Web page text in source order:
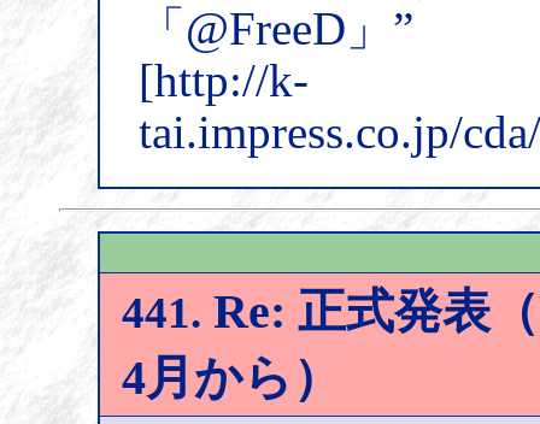
「@FreeD」”
[http://k-
tai.impress.co.jp/
441. Re: 正式発表
4月から）